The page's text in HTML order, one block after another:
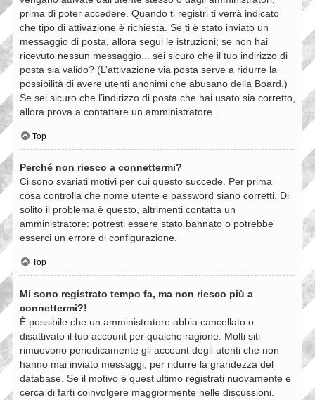
prima di poter accedere. Quando ti registri ti verrà indicato
che tipo di attivazione è richiesta. Se ti è stato inviato un
messaggio di posta, allora segui le istruzioni; se non hai
ricevuto nessun messaggio... sei sicuro che il tuo indirizzo di
posta sia valido? (L’attivazione via posta serve a ridurre la
possibilità di avere utenti anonimi che abusano della Board.)
Se sei sicuro che l’indirizzo di posta che hai usato sia corretto,
allora prova a contattare un amministratore.
Top
Perché non riesco a connettermi?
Ci sono svariati motivi per cui questo succede. Per prima
cosa controlla che nome utente e password siano corretti. Di
solito il problema è questo, altrimenti contatta un
amministratore: potresti essere stato bannato o potrebbe
esserci un errore di configurazione.
Top
Mi sono registrato tempo fa, ma non riesco più a
connettermi?!
È possibile che un amministratore abbia cancellato o
disattivato il tuo account per qualche ragione. Molti siti
rimuovono periodicamente gli account degli utenti che non
hanno mai inviato messaggi, per ridurre la grandezza del
database. Se il motivo è quest’ultimo registrati nuovamente e
cerca di farti coinvolgere maggiormente nelle discussioni.